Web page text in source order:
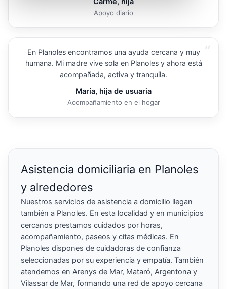
Apoyo diario
“
En Planoles encontramos una ayuda cercana y muy
humana. Mi madre vive sola en Planoles y ahora está
acompañada, activa y tranquila.
María, hija de usuaria
Acompañamiento en el hogar
Asistencia domiciliaria en Planoles
y alrededores
Nuestros servicios de asistencia a domicilio llegan
también a Planoles. En esta localidad y en municipios
cercanos prestamos cuidados por horas,
acompañamiento, paseos y citas médicas. En
Planoles dispones de cuidadoras de confianza
seleccionadas por su experiencia y empatía. También
atendemos en Arenys de Mar, Mataró, Argentona y
Vilassar de Mar, formando una red de apoyo cercana